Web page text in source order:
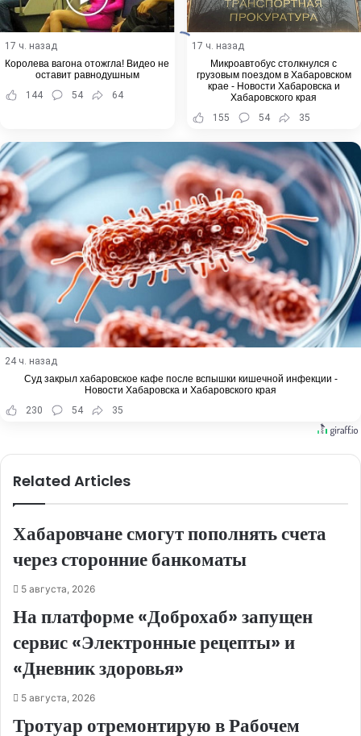
17 ч. назад
Королева вагона отожгла! Видео не
оставит равнодушным
144
54 64
17 ч. назад
Микроавтобус столкнулся с
грузовым поездом в Хабаровском
крае - Новости Хабаровска и
Хабаровского края
155
54 35
24 ч. назад
Суд закрыл хабаровское кафе после вспышки кишечной инфекции -
Новости Хабаровска и Хабаровского края
230
54 35
Related Articles
Хабаровчане смогут пополнять счета
через сторонние банкоматы
5 августа, 2026
На платформе «Доброхаб» запущен
сервис «Электронные рецепты» и
«Дневник здоровья»
5 августа, 2026
Тротуар отремонтирую в Рабочем